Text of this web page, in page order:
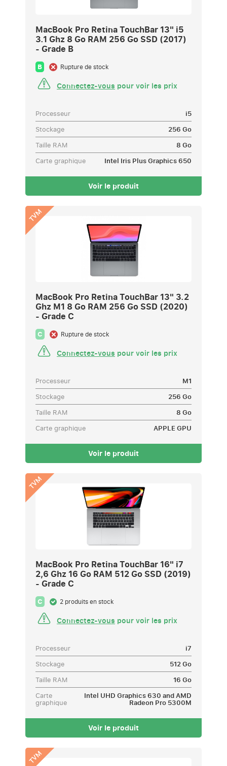
MacBook Pro Retina TouchBar 13" i5
3.1 Ghz 8 Go RAM 256 Go SSD (2017)
- Grade B
B Rupture de stock
Connectez-vous pour voir les prix
Processeur
i5
Stockage
256 Go
Taille RAM
8 Go
Carte graphique
Intel Iris Plus Graphics 650
Voir le produit
TVM
MacBook Pro Retina TouchBar 13" 3.2
Ghz M1 8 Go RAM 256 Go SSD (2020)
- Grade C
C Rupture de stock
Connectez-vous pour voir les prix
Processeur
M1
Stockage
256 Go
Taille RAM
8 Go
Carte graphique
APPLE GPU
Voir le produit
TVM
MacBook Pro Retina TouchBar 16" i7
2,6 Ghz 16 Go RAM 512 Go SSD (2019)
- Grade C
C 2 produits en stock
Connectez-vous pour voir les prix
Processeur
i7
Stockage
512 Go
Taille RAM
16 Go
Carte
graphique
Intel UHD Graphics 630 and AMD
Radeon Pro 5300M
Voir le produit
TVM